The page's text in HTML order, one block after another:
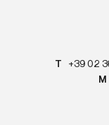
T
+39 02
M